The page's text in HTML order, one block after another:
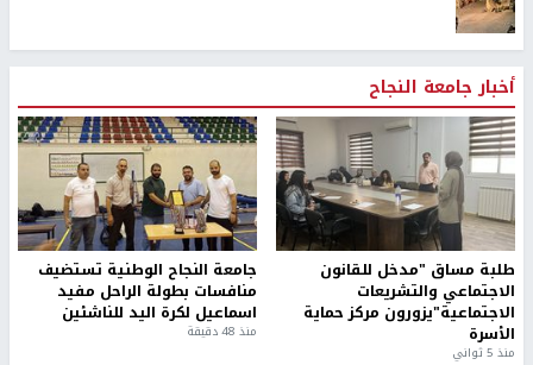
أخبار جامعة النجاح
طلبة مساق "مدخل للقانون
الاجتماعي والتشريعات
الاجتماعية"يزورون مركز حماية
الأسرة
منذ 5 ثواني
جامعة النجاح الوطنية تستضيف
منافسات بطولة الراحل مفيد
اسماعيل لكرة اليد للناشئين
منذ 48 دقيقة